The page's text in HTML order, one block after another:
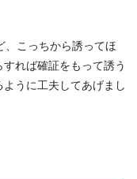
、こっちから誘ってほ
れば確証をもって誘う
うに工夫してあげまし